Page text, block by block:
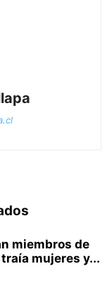
miembros de
mujeres y...